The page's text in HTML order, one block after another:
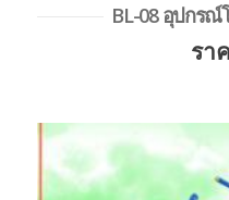
BL-08 อุปกรณ์
รา